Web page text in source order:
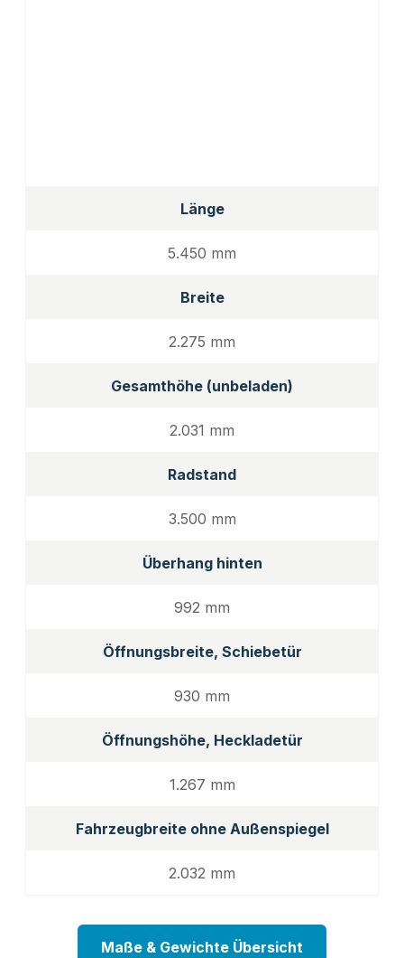
Länge
5.450 mm
Breite
2.275 mm
Gesamthöhe (unbeladen)
2.031 mm
Radstand
3.500 mm
Überhang hinten
992 mm
Öffnungsbreite, Schiebetür
930 mm
Öffnungshöhe, Heckladetür
1.267 mm
Fahrzeugbreite ohne Außenspiegel
2.032 mm
Maße & Gewichte Übersicht